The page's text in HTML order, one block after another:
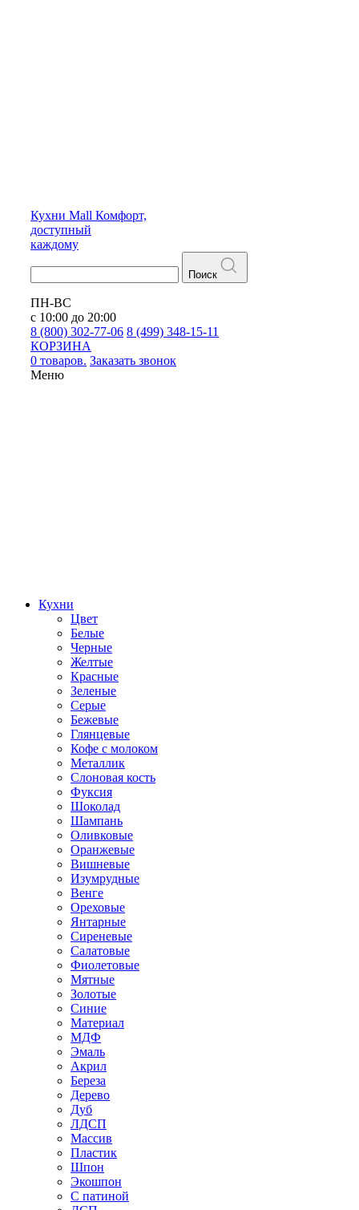
Кухни Mall Комфорт,
доступный
каждому
Поиск
ПН-ВС
с 10:00 до 20:00
8 (800) 302-77-06 8 (499) 348-15-11
КОРЗИНА
0 товаров. Заказать звонок
Меню
Кухни
Цвет
Белые
Черные
Желтые
Красные
Зеленые
Серые
Бежевые
Глянцевые
Кофе с молоком
Металлик
Слоновая кость
Фуксия
Шоколад
Шампань
Оливковые
Оранжевые
Вишневые
Изумрудные
Венге
Ореховые
Янтарные
Сиреневые
Салатовые
Фиолетовые
Мятные
Золотые
Синие
Материал
МДФ
Эмаль
Акрил
Береза
Дерево
Дуб
ЛДСП
Массив
Пластик
Шпон
Экошпон
С патиной